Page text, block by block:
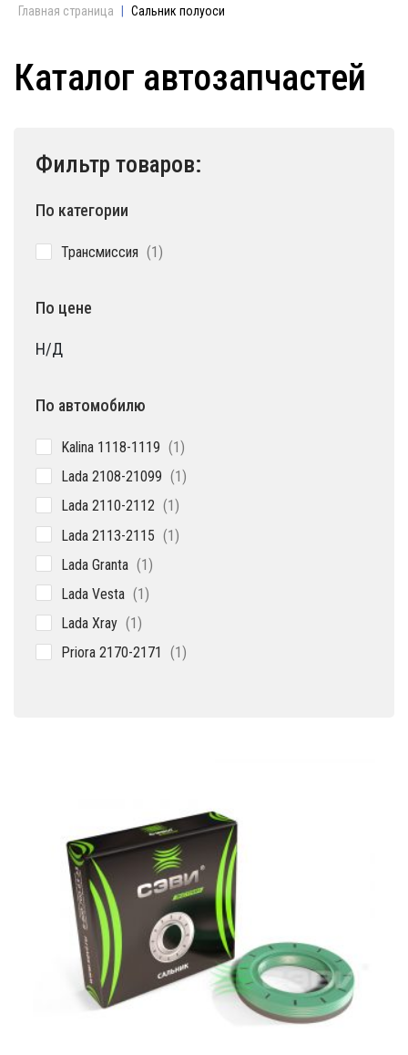
Главная страница Сальник полуоси
Каталог автозапчастей
Фильтр товаров:
По категории
Трансмиссия 11
По цене
Н/Д
По автомобилю
Kalina 1118-1119 11
Lada 2108-21099 1 1
Lada 2110-2112 1 1
Lada 2113-2115 11
Lada Granta 11
Lada Vesta 11
Lada Xray 11
Priora 2170-2171 1 1